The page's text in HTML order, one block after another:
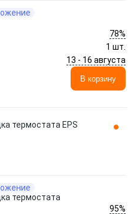
78%
1 шт.
13 - 16 августа
В корзину
термостата EPS
термостата
95%